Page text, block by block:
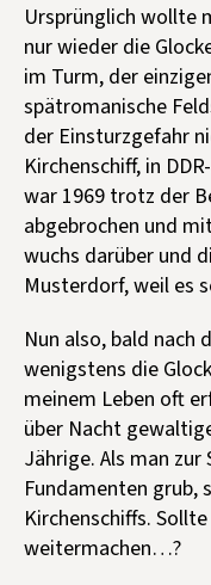
Kontakt aufnehmen
Mitglied werden
Spenden
Ursprünglich wollte
nur wieder die
im Turm, der
spätromanische
der Einsturzgefahr
Kirchenschiff, in
war 1969 trotz der
abgebrochen und
wuchs darüber und
Musterdorf, weil es
Nun also, bald nach
wenigstens die
meinem Leben oft
über Nacht
Jährige. Als man
Fundamenten grub,
Kirchenschiffs.
weitermachen…?